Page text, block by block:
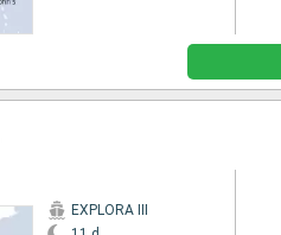
EXPLORA III